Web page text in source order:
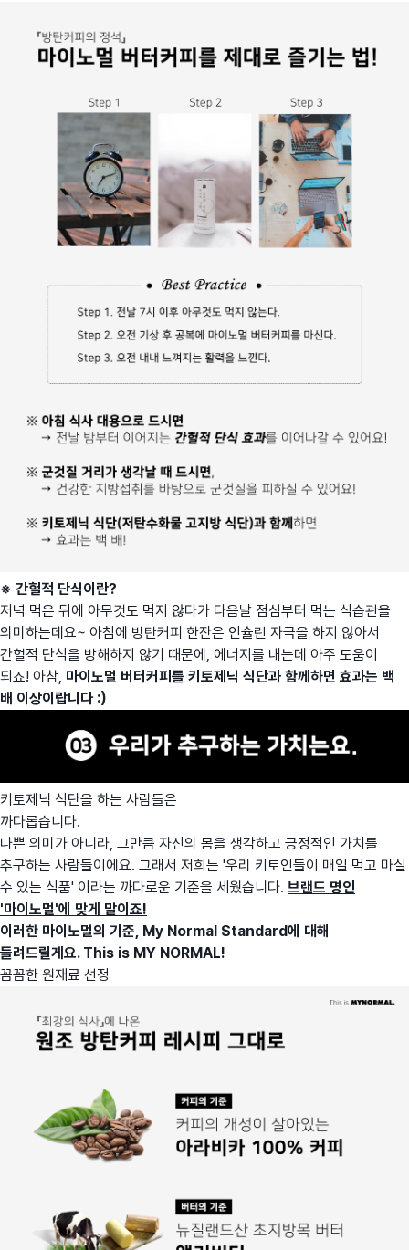
※ 간헐적 단식이란?
저녁 먹은 뒤에 아무것도 먹지 않다가 다음날 점심부터 먹는 식습관을
의미하는데요~ 아침에 방탄커피 한잔은 인슐린 자극을 하지 않아서
간헐적 단식을 방해하지 않기 때문에, 에너지를 내는데 아주 도움이
되죠! 아참, 마이노멀 버터커피를 키토제닉 식단과 함께하면 효과는 백
배 이상이랍니다 :)
키토제닉 식단을 하는 사람들은
까다롭습니다.
나쁜 의미가 아니라, 그만큼 자신의 몸을 생각하고 긍정적인 가치를
추구하는 사람들이에요. 그래서 저희는 '우리 키토인들이 매일 먹고 마실
수 있는 식품' 이라는 까다로운 기준을 세웠습니다. 브랜드 명인
'마이노멀'에 맞게 말이죠!
이러한 마이노멀의 기준, My Normal Standard에 대해
들려드릴게요. This is MY NORMAL!
꼼꼼한 원재료 선정